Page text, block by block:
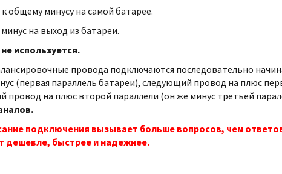
общему минусу на самой батарее.
на выход из батареи.
не используется.
провода подключаются последовательно
(первая параллель батареи), следующий провод на плюс
провод на плюс второй параллели (он же минус третьей
подключения вызывает больше вопросов, чем
дешевле, быстрее и надежнее.